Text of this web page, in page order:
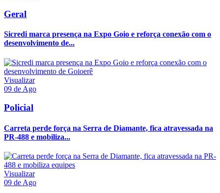
Geral
Sicredi marca presença na Expo Goio e reforça conexão com o
desenvolvimento de...
Visualizar
09 de Ago
Policial
Carreta perde força na Serra de Diamante, fica atravessada na
PR-488 e mobiliza...
Visualizar
09 de Ago